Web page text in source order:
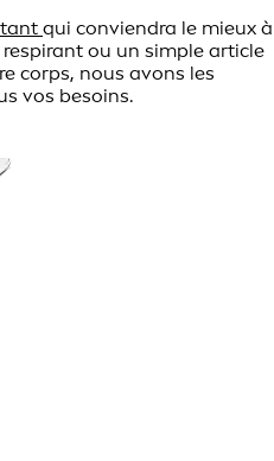
qui conviendra le mieux à
respirant ou un simple article
corps, nous avons les
vos besoins.